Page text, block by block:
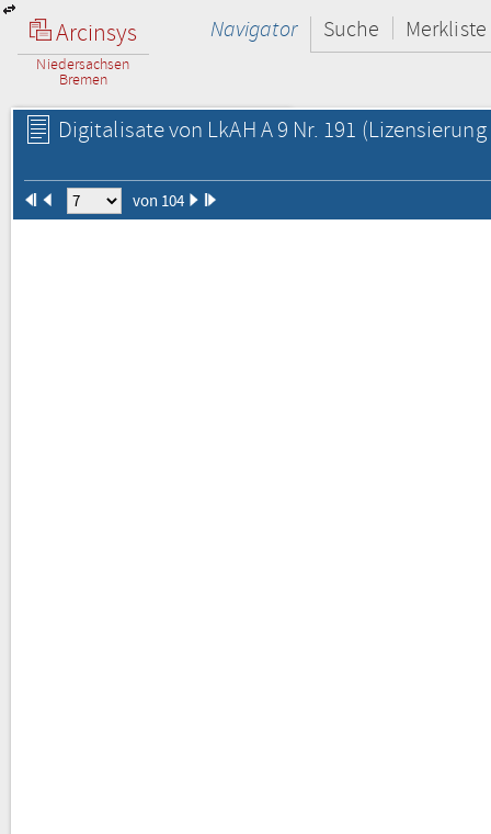
Arcinsys
Niedersachsen
Bremen
Navigator Suche Merkliste
Digitalisate von LkAH A 9 Nr. 191
von 104